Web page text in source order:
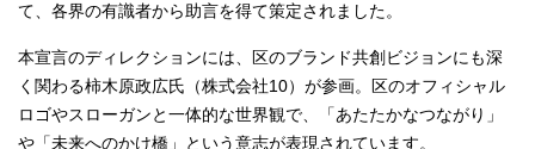
て、各界の有識者から助言を得て策定されました。
本宣言のディレクションには、区のブランド共創ビジョンにも深
く関わる柿木原政広氏（株式会社10）が参画。区のオフィシャル
ロゴやスローガンと一体的な世界観で、「あたたかなつながり」
や「未来へのかけ橋」という意志が表現されています。